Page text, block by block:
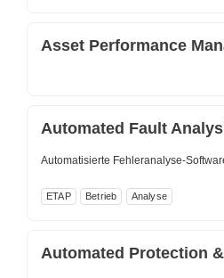
Asset Performance
Automated Fault
Automatisierte Fehleranalyse-
ETAP Betrieb Analyse
Automated Protection